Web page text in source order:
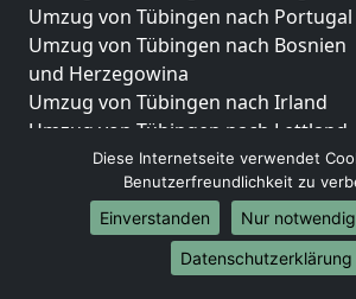
Umzug von Tübingen nach Portugal
Umzug von Tübingen nach Bosnien
und Herzegowina
Umzug von Tübingen nach Irland
Umzug von Tübingen nach Lettland
Umzug von Tübingen nach Zypern
Umzug von Tübingen nach Kroatien
Umzug von Tübingen nach Estland
Umzug von Tübingen nach Finnland
Umzug von Tübingen nach
Diese Internetseite verwendet
Benutzerfreundlichkeit zu
Einverstanden
Nur
Datenschutzerklärung